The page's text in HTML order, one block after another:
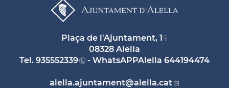
Plaça de l'Ajuntament, 1
08328 Alella
Tel. 935552339 - WhatsAPPAlella 644194474
alella.ajuntament@alella.cat